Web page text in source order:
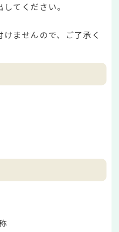
てください。
ませんので、ご了承く